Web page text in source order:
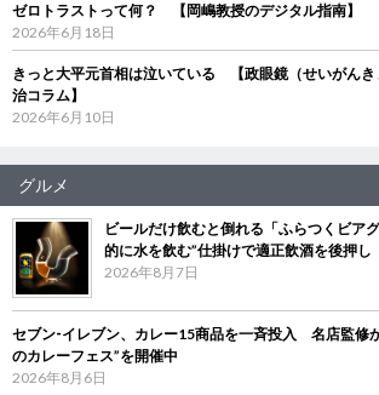
ゼロトラストって何？ 【岡嶋教授のデジタル指南】
2026年6月18日
きっと大平元首相は泣いている 【政眼鏡（せいがんき
治コラム】
2026年6月10日
グルメ
ビールだけ飲むと倒れる「ふらつくビア
的に水を飲む”仕掛けで適正飲酒を後押し
2026年8月7日
セブン‐イレブン、カレー15商品を一斉投入 名店監修
のカレーフェス”を開催中
2026年8月6日